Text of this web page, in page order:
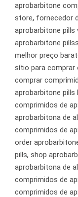
aprobarbitone
store, fornecedor
aprobarbitone pills
aprobarbitone
melhor preço
sítio para comprar
comprar
aprobarbitone pills
comprimidos de
aprobarbitona de
comprimidos de
order
pills, shop
aprobarbitona de
comprimidos de
comprimidos de